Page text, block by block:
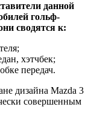
данной
гольф-
сводятся к:
хэтчбек;
передач.
дизайна Mazda 3
совершенным